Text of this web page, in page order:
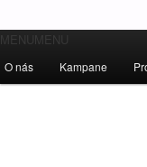
Inštitút
Ľudské práva pre
Hlavné
Preskočiť
na
MENU MENU
O nás Kampane